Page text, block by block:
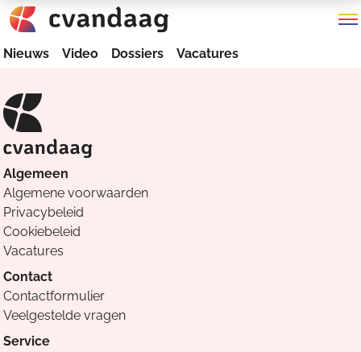
Nieuws Video Dossiers Vacatures
Algemeen
Algemene voorwaarden
Privacybeleid
Cookiebeleid
Vacatures
Contact
Contactformulier
Veelgestelde vragen
Service